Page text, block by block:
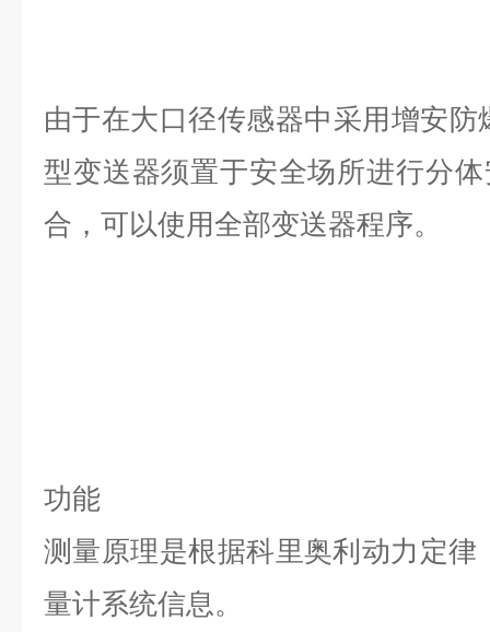
由于在大口径传感器中采用增安防
型变送器须置于安全场所进行分
合，可以使用全部变送器程序。
功能
测量原理是根据科里奥利动力定律
量计系统信息。